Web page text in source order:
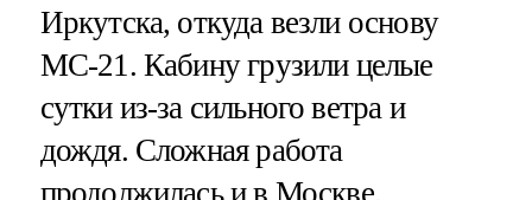
Иркутска, откуда везли основу
МС-21. Кабину грузили целые
сутки из-за сильного ветра и
дождя. Сложная работа
продолжилась и в Москве.